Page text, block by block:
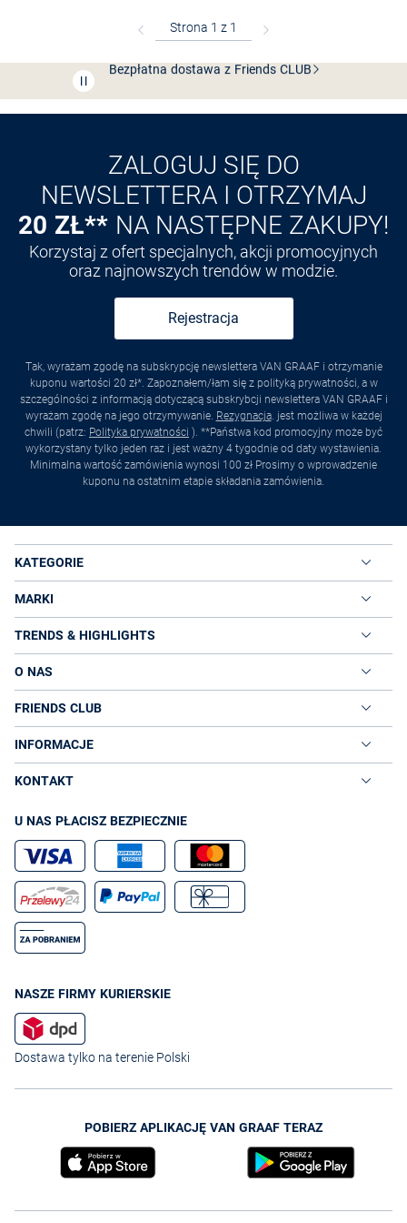
Bezpłatna dostawa z Friends
Przedłużenie czasu zwrotu towaru: 60 dni
Odkryj aplikację VANGRAAF
ZALOGUJ SIĘ DO
NEWSLETTERA I OTRZYMAJ
20 ZŁ** NA NASTĘPNE ZAKUPY!
Korzystaj z ofert specjalnych, akcji promocyjnych
oraz najnowszych trendów w modzie.
Rejestracja
Tak, wyrażam zgodę na subskrypcję newslettera VAN GRAAF i otrzymanie
kuponu wartości 20 zł*. Zapoznałem/łam się z polityką prywatności, a w
szczególności z informacją dotyczącą subskrybcji newslettera VAN GRAAF i
wyrażam zgodę na jego otrzymywanie. Rezygnacja. jest możliwa w każdej
chwili (patrz: Polityka prywatności ). **Państwa kod promocyjny może być
wykorzystany tylko jeden raz i jest ważny 4 tygodnie od daty wystawienia.
Minimalna wartość zamówienia wynosi 100 zł Prosimy o wprowadzenie
kuponu na ostatnim etapie składania zamówienia.
KATEGORIE
MARKI
TRENDS & HIGHLIGHTS
O NAS
FRIENDS CLUB
INFORMACJE
KONTAKT
U NAS PŁACISZ BEZPIECZNIE
NASZE FIRMY KURIERSKIE
Dostawa tylko na terenie Polski
POBIERZ APLIKACJĘ VAN GRAAF TERAZ